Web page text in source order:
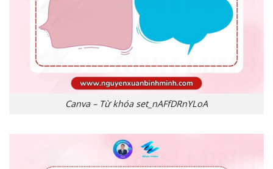
Canva – Từ khóa set_nAFfDRnYLoA